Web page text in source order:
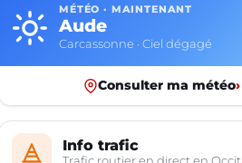
MÉTÉO · MAINTENANT
Aude
Carcassonne · Ciel dégagé
Consulter ma météo›
Info trafic